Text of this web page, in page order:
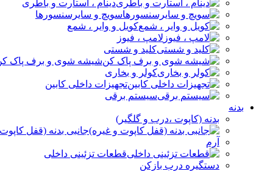
دینام ، استارت و باطری
سویچ و سایرسنسورها
کویل و وایر ، شمع
لامپ ، فیوز
کلید و شستی
شیشه شوی و برف پاک
کولر و بخاری
تجهیزات داخلی کابین
سیستم برقی
بدنه
بدنه (کاپوت ،درب و گلگیر)
جانبی بدنه (قفل
آرم
قطعات تزئینی داخلی
دستگیره درب بازکن